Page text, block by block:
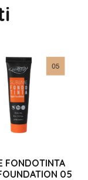
FONDOTINTA
05